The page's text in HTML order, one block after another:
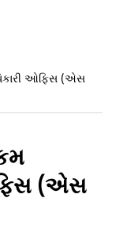
ઓફિસ (એસ
(એસ